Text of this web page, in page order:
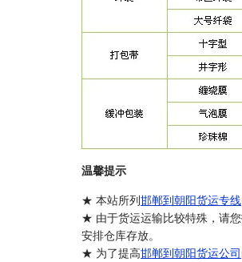
温馨提示
★ 本站所列邯郸到朝阳货运专线
★ 由于货运运输比较特殊，请
安排仓库存放。
★ 为了提高邯郸到朝阳货运公司